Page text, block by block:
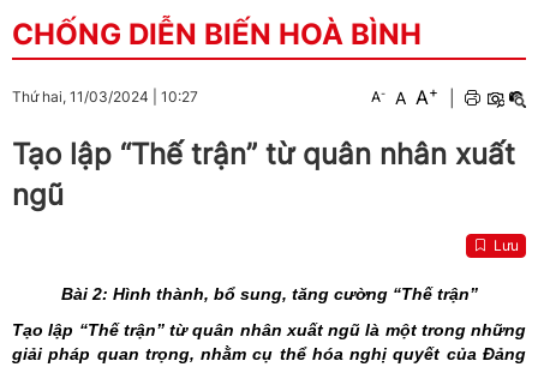
CHỐNG DIỄN BIẾN HOÀ BÌNH
Thứ hai, 11/03/2024 10:27 A- A A+
Tạo lập “Thế trận” từ quân nhân xuất
ngũ
Lưu
Bài 2: Hình thành, bổ sung, tăng cường “Thế trận”
Tạo lập “Thế trận” từ quân nhân xuất ngũ là một trong những
giải pháp quan trọng, nhằm cụ thể hóa nghị quyết củaĐảng